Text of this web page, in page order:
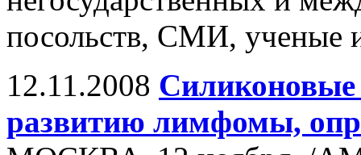
посольств, СМИ, ученые
12.11.2008
развитию лимфомы,